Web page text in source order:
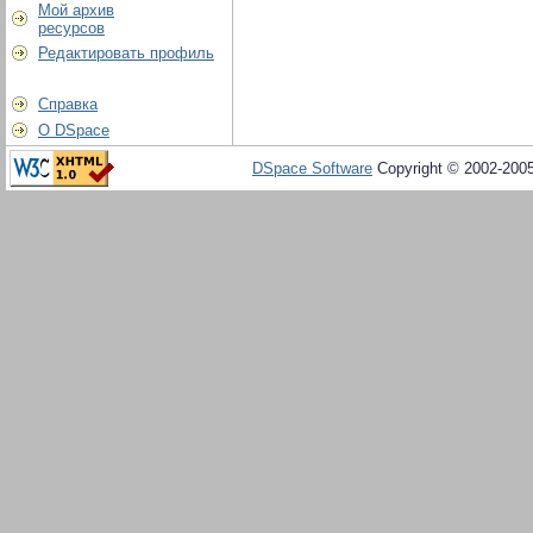
Мой архив
ресурсов
Редактировать профиль
Справка
О DSpace
DSpace Software Copyright © 2002-